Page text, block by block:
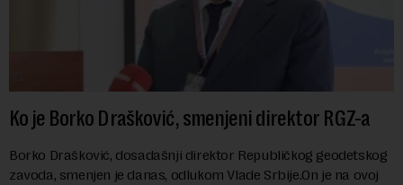
Ko je Borko Drašković, smenjeni direktor RGZ-a
Borko Drašković, dosadašnji direktor Republičkog geodetskog
zavoda, smenjen je danas, odlukom Vlade Srbije.On je na ovoj